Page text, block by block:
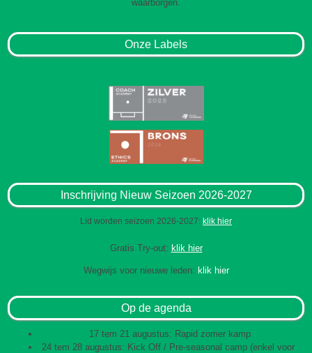
waarborgen.
Onze Labels
Inschrijving Nieuw Seizoen 2026-2027
Lid worden seizoen 2026-2027: klik hier
Gratis Try-out: klik hier
Wegwijs voor nieuwe leden: klik hier
Op de agenda
17 tem 21 augustus: Rapid zomer kamp
24 tem 28 augustus: Kick Off / Pre-seasonal camp (enkel voor